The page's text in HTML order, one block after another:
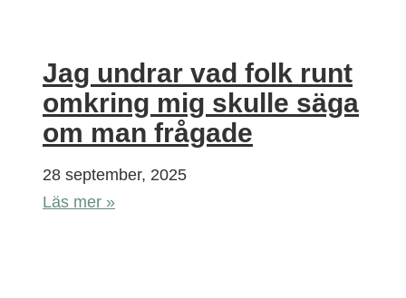
Jag undrar vad folk runt
omkring mig skulle säga
om man frågade
28 september, 2025
Läs mer »